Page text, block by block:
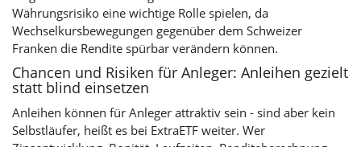
Währungsrisiko eine wichtige Rolle spielen, da
Wechselkursbewegungen gegenüber dem Schweizer
Franken die Rendite spürbar verändern können.
Chancen und Risiken für Anleger: Anleihen gezielt
statt blind einsetzen
Anleihen können für Anleger attraktiv sein - sind aber kein
Selbstläufer, heißt es bei ExtraETF weiter. Wer